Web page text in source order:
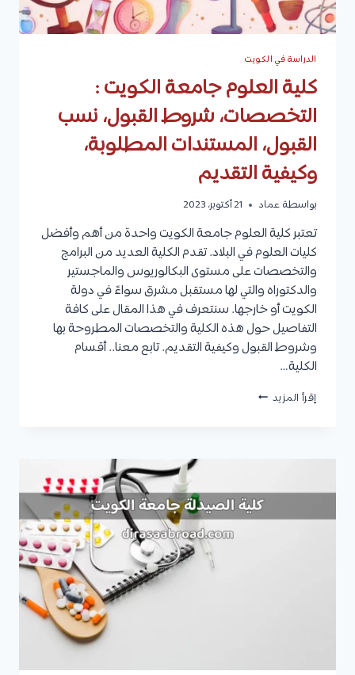
الدراسة في الكويت
كلية العلوم جامعة الكويت :
التخصصات، شروط القبول، نسب
القبول، المستندات المطلوبة،
وكيفية التقديم
بواسطة عماد 21 أكتوبر، 2023
تعتبر كلية العلوم جامعة الكويت واحدة من أهم وأفضل
كليات العلوم في البلاد. تقدم الكلية العديد من البرامج
والتخصصات على مستوى البكالوريوس والماجستير
والدكتوراه والتي لها مستقبل مشرق سواءً في دولة
الكويت أو خارجها. سنتعرف في هذا المقال على كافة
التفاصيل حول هذه الكلية والتخصصات المطروحة بها
وشروط القبول وكيفية التقديم. تابع معنا.. أقسام
الكلية…
إقرأ المزيد كلية
القبول،
نسب